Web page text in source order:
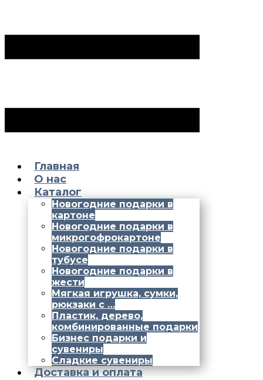
Главная
О нас
Каталог
Новогодние подарки в
картоне
Новогодние подарки в
микрогофрокартоне
Новогодние подарки в
тубусе
Новогодние подарки в
жести
Мягкая игрушка, сумки,
рюкзаки с …
Пластик, дерево,
комбинированные подарки
Бизнес подарки и
сувениры
Сладкие сувениры
Доставка и оплата